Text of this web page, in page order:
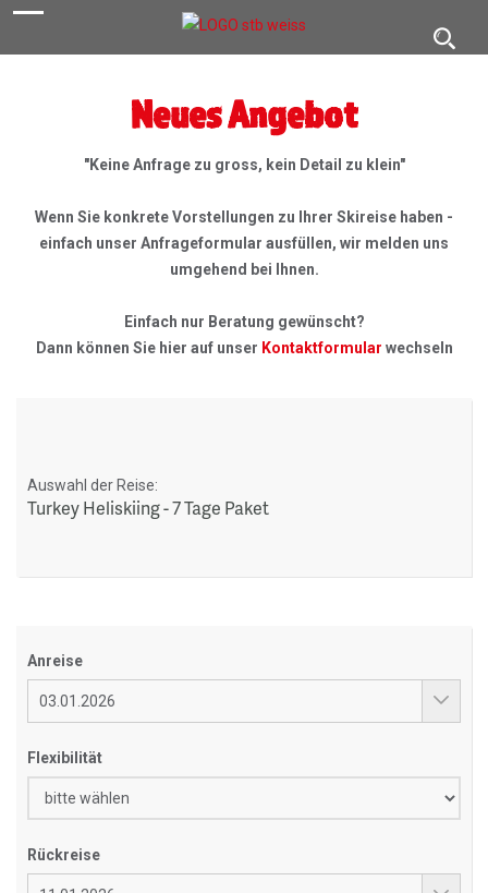
Neues Angebot
"Keine Anfrage zu gross, kein Detail zu klein"
Wenn Sie konkrete Vorstellungen zu Ihrer Skireise haben -
einfach unser Anfrageformular ausfüllen, wir melden uns
umgehend bei Ihnen.
Einfach nur Beratung gewünscht?
Dann können Sie hier auf unser Kontaktformular wechseln
Auswahl der Reise:
Turkey Heliskiing - 7 Tage Paket
Anreise
Flexibilität
Rückreise